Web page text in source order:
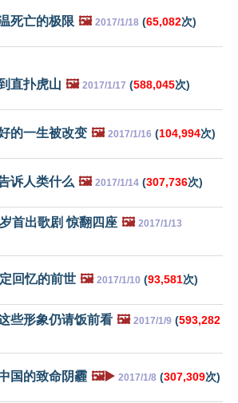
死亡的极限 🖼️ 2017/1/18 (65,082次)
直扑虎山 🖼️ 2017/1/17 (588,045次)
的一生被改变 🖼️ 2017/1/16 (104,994次)
诉人类什么 🖼️ 2017/1/14 (307,736次)
首出歌剧 惊翻四座 🖼️ 2017/1/13
回忆的前世 🖼️ 2017/1/10 (93,581次)
些形象仍请饭前看 🖼️ 2017/1/9 (593,282
国的致命阴霾 🖼️▶️ 2017/1/8 (307,309次)